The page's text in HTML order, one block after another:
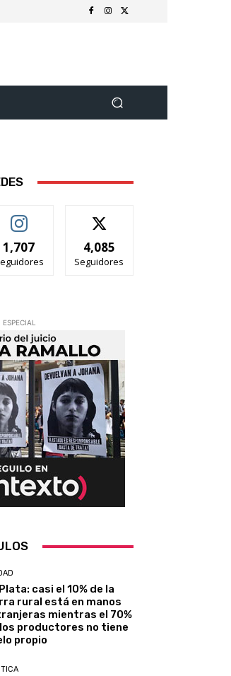
1,707 4,085
Seguidores
ESPECIAL
casi el 10% de la
rural está en manos
mientras el 70%
productores no tiene
propio